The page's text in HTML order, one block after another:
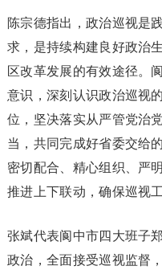
陈宗德指出，政治巡视是
求，是持续构建良好政治
区改革发展的有效途径。
意识，深刻认识政治巡视
位，坚决落实从严管党治
当，共同完成好省委交给
密切配合、精心组织、严
推进上下联动，确保巡视
张斌代表阆中市四大班子
政治，全面接受巡视监督